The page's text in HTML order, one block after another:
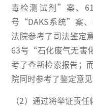
毒检测试剂”案、
号“DAKS系统”案
法院参考了司法鉴定
63号“石化废气无害
考了查新检索报告
院同时参考了鉴定意
（2）通过将举证责